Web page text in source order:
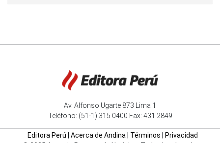
Av. Alfonso Ugarte 873 Lima 1
Teléfono: (51-1) 315 0400 Fax: 431 2849
Editora Perú Acerca de Andina Términos
Privacidad